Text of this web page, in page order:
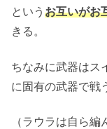
という お互いがお
きる。
ちなみに武器はス
に固有の武器で戦
（ラウラは自ら編